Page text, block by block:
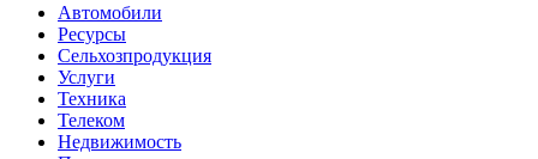
Автомобили
Ресурсы
Сельхозпродукция
Услуги
Техника
Телеком
Недвижимость